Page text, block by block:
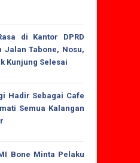
di Kantor DPRD
Jalan Tabone, Nosu,
Kunjung Selesai
Hadir Sebagai Cafe
Semua Kalangan
Bone Minta Pelaku